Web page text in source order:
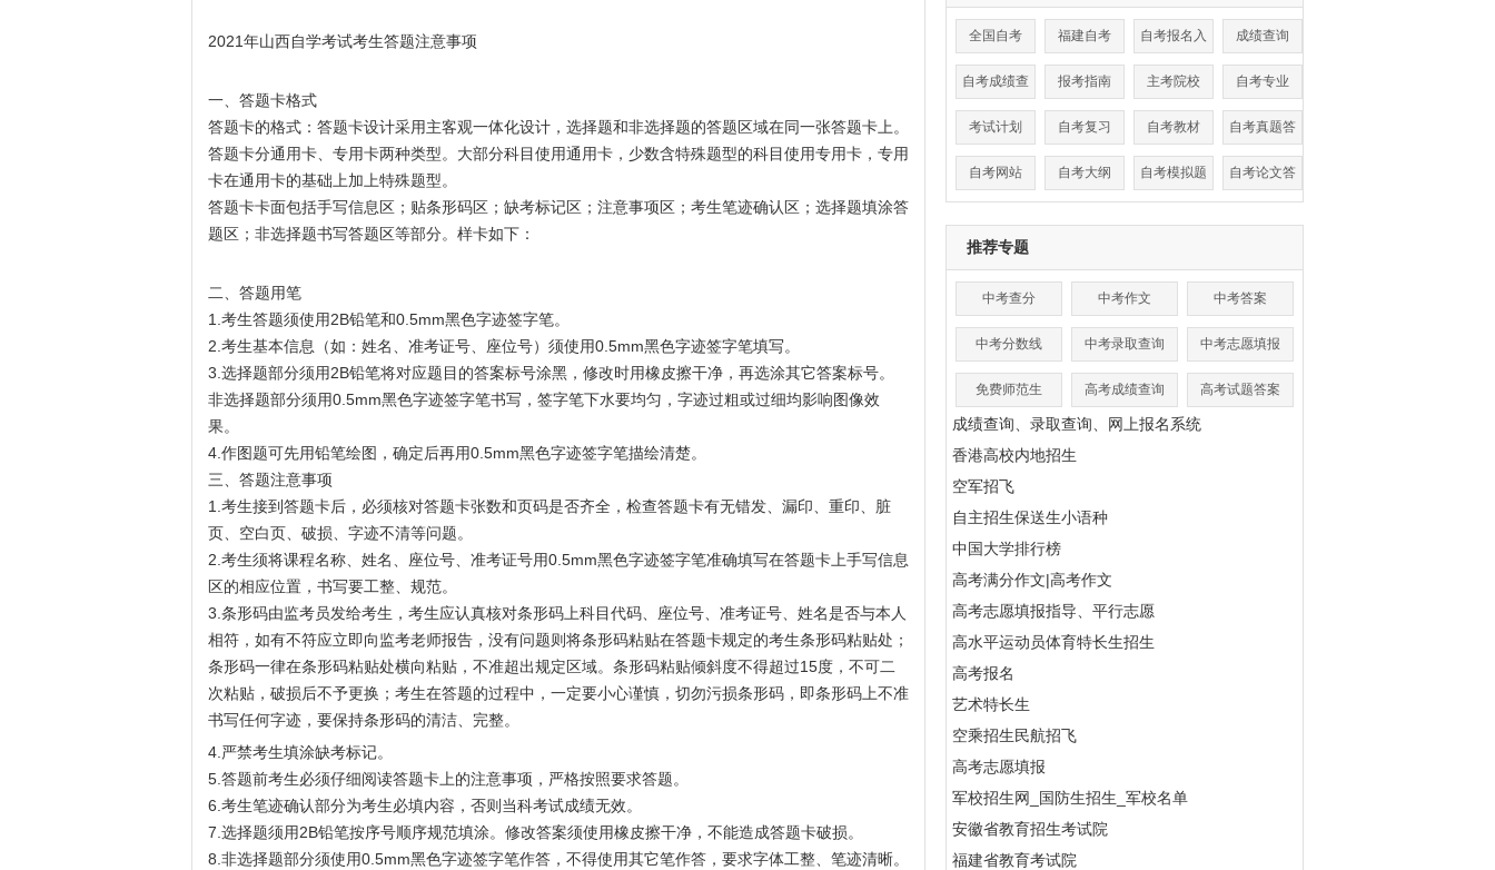
2021年山西自学考试考生答题注意事项
一、答题卡格式
答题卡的格式：答题卡设计采用主客观一体化设计，选择题和非选择题的答题区域在同一张答题卡上。
答题卡分通用卡、专用卡两种类型。大部分科目使用通用卡，少数含特殊题型的科目使用专用卡，专用
卡在通用卡的基础上加上特殊题型。
答题卡卡面包括手写信息区；贴条形码区；缺考标记区；注意事项区；考生笔迹确认区；选择题填涂答
题区；非选择题书写答题区等部分。样卡如下：
二、答题用笔
1.考生答题须使用2B铅笔和0.5mm黑色字迹签字笔。
2.考生基本信息（如：姓名、准考证号、座位号）须使用0.5mm黑色字迹签字笔填写。
3.选择题部分须用2B铅笔将对应题目的答案标号涂黑，修改时用橡皮擦干净，再选涂其它答案标号。
非选择题部分须用0.5mm黑色字迹签字笔书写，签字笔下水要均匀，字迹过粗或过细均影响图像效
果。
4.作图题可先用铅笔绘图，确定后再用0.5mm黑色字迹签字笔描绘清楚。
三、答题注意事项
1.考生接到答题卡后，必须核对答题卡张数和页码是否齐全，检查答题卡有无错发、漏印、重印、脏
页、空白页、破损、字迹不清等问题。
2.考生须将课程名称、姓名、座位号、准考证号用0.5mm黑色字迹签字笔准确填写在答题卡上手写信息
区的相应位置，书写要工整、规范。
3.条形码由监考员发给考生，考生应认真核对条形码上科目代码、座位号、准考证号、姓名是否与本人
相符，如有不符应立即向监考老师报告，没有问题则将条形码粘贴在答题卡规定的考生条形码粘贴处；
条形码一律在条形码粘贴处横向粘贴，不准超出规定区域。条形码粘贴倾斜度不得超过15度，不可二
次粘贴，破损后不予更换；考生在答题的过程中，一定要小心谨慎，切勿污损条形码，即条形码上不准
书写任何字迹，要保持条形码的清洁、完整。
4.严禁考生填涂缺考标记。
5.答题前考生必须仔细阅读答题卡上的注意事项，严格按照要求答题。
6.考生笔迹确认部分为考生必填内容，否则当科考试成绩无效。
7.选择题须用2B铅笔按序号顺序规范填涂。修改答案须使用橡皮擦干净，不能造成答题卡破损。
8.非选择题部分须使用0.5mm黑色字迹签字笔作答，不得使用其它笔作答，要求字体工整、笔迹清晰。
全国自考 福建自考 自考报名入
口
成绩查询
自考成绩查
询
报考指南 主考院校 自考专业
考试计划 自考复习 自考教材 自考真题答
案
自考网站
自考大纲 自考模拟题 自考论文答
辩
推荐专题
中考查分 中考作文 中考答案
中考分数线 中考录取查询 中考志愿填报
免费师范生 高考成绩查询 高考试题答案
成绩查询、录取查询、网上报名系统
香港高校内地招生
空军招飞
自主招生保送生小语种
中国大学排行榜
高考满分作文|高考作文
高考志愿填报指导、平行志愿
高水平运动员体育特长生招生
高考报名
艺术特长生
空乘招生民航招飞
高考志愿填报
军校招生网_国防生招生_军校名单
安徽省教育招生考试院
福建省教育考试院